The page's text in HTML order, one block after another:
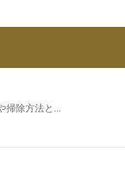
掃除方法と...